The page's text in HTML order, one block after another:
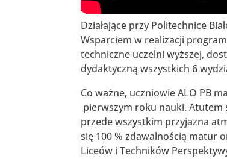
Działające przy Politechnice
Wsparciem w realizacji
techniczne uczelni wyższej,
dydaktyczną wszystkich 6
Co ważne, uczniowie ALO PB
pierwszym roku nauki. Atutem
przede wszystkim przyjazna
się 100 % zdawalnością matur
Liceów i Techników